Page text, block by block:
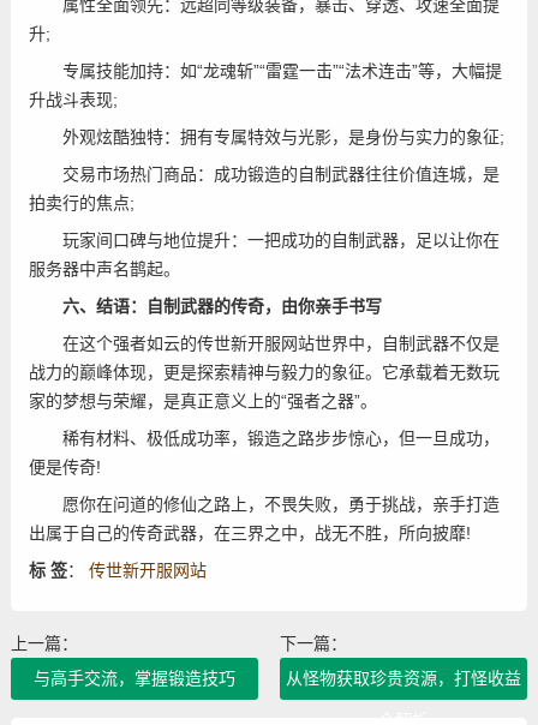
属性全面领先：远超同等级装备，暴击、穿透、攻速全面提
升;
专属技能加持：如“龙魂斩”“雷霆一击”“法术连击”等，大幅提
升战斗表现;
外观炫酷独特：拥有专属特效与光影，是身份与实力的象征;
交易市场热门商品：成功锻造的自制武器往往价值连城，是
拍卖行的焦点;
玩家间口碑与地位提升：一把成功的自制武器，足以让你在
服务器中声名鹊起。
六、结语：自制武器的传奇，由你亲手书写
在这个强者如云的传世新开服网站世界中，自制武器不仅是
战力的巅峰体现，更是探索精神与毅力的象征。它承载着无数玩
家的梦想与荣耀，是真正意义上的“强者之器”。
稀有材料、极低成功率，锻造之路步步惊心，但一旦成功，
便是传奇!
愿你在问道的修仙之路上，不畏失败，勇于挑战，亲手打造
出属于自己的传奇武器，在三界之中，战无不胜，所向披靡!
标 签： 传世新开服网站
上一篇：
与高手交流，掌握锻造技巧
下一篇：
从怪物获取珍贵资源，打怪收益